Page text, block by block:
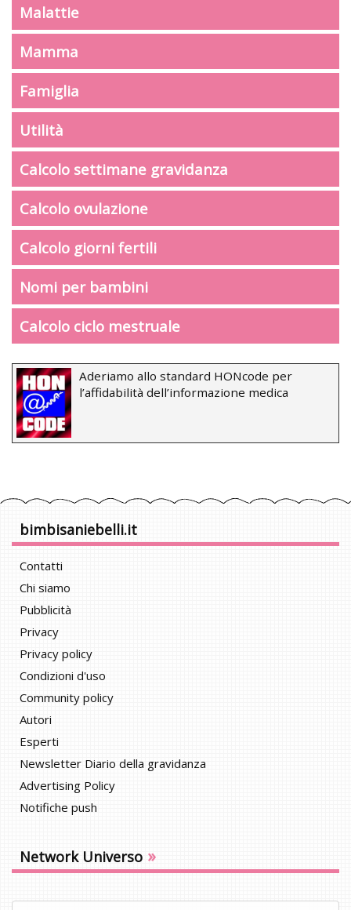
Malattie
Mamma
Famiglia
Utilità
Calcolo settimane gravidanza
Calcolo ovulazione
Calcolo giorni fertili
Nomi per bambini
Calcolo ciclo mestruale
Aderiamo allo standard HONcode per
l’affidabilità dell’informazione medica
bimbisaniebelli.it
Contatti
Chi siamo
Pubblicità
Privacy
Privacy policy
Condizioni d'uso
Community policy
Autori
Esperti
Newsletter Diario della gravidanza
Advertising Policy
Notifiche push
Network Universo »